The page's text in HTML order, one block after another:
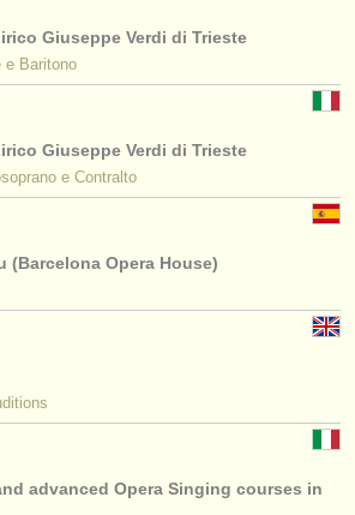
Giuseppe Verdi di Trieste
e Baritono
Giuseppe Verdi di Trieste
e Contralto
(Barcelona Opera House)
advanced Opera Singing courses in